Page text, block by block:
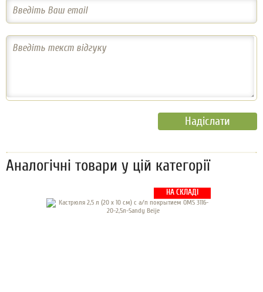
Введіть Ваш email
Введіть текст відгуку
Аналогічні товари у цій категорії
НА СКЛАДІ